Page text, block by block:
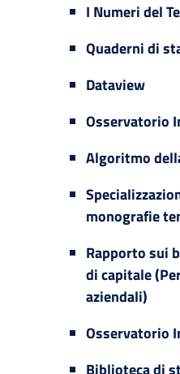
I Numeri del
Quaderni di
Dataview
Osservatorio
Algoritmo
monografie
Rapporto sui
di capitale
aziendali)
Osservatorio
Biblioteca di